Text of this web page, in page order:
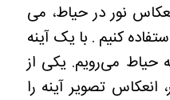
نور در حیاط، می
کنیم . با یک آینه
حیاط می‌رویم. یکی از
انعکاس تصویر آینه را